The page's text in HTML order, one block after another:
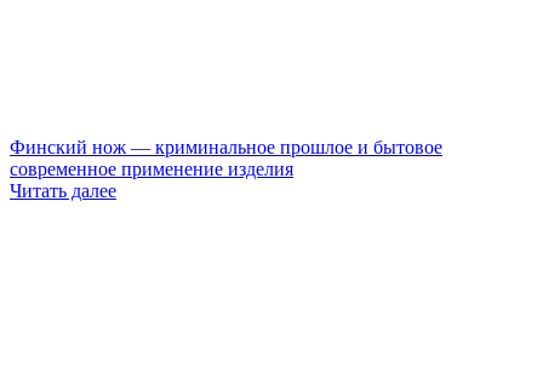
Финский нож — криминальное прошлое и бытовое
современное применение изделия
Читать далее